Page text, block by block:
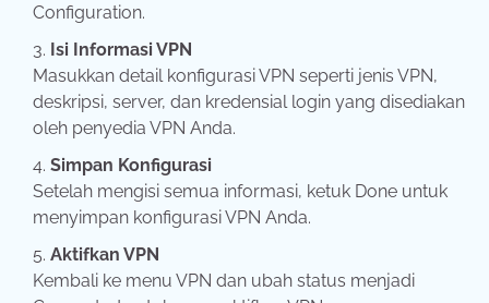
Configuration.
Isi Informasi VPN
Masukkan detail konfigurasi VPN seperti jenis VPN,
deskripsi, server, dan kredensial login yang disediakan
oleh penyedia VPN Anda.
Simpan Konfigurasi
Setelah mengisi semua informasi, ketuk Done untuk
menyimpan konfigurasi VPN Anda.
Aktifkan VPN
Kembali ke menu VPN dan ubah status menjadi